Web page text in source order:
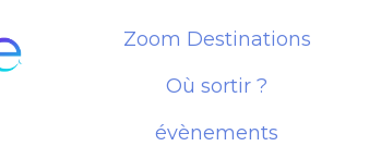
Zoom Destinations
Où sortir ?
évènements